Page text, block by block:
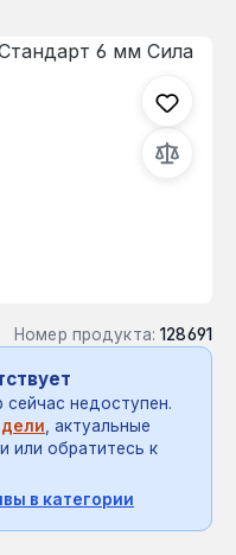
Номер продукта: 128691
недоступен.
, актуальные
или обратитесь к
в категории